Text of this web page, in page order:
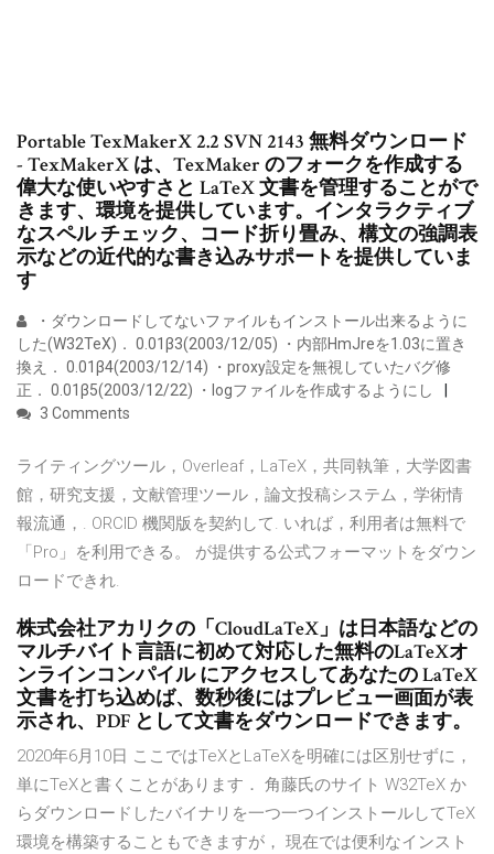
Portable TexMakerX 2.2 SVN 2143 無料ダウンロード
- TexMakerX は、TexMaker のフォークを作成する
偉大な使いやすさと LaTeX 文書を管理することがで
きます、環境を提供しています。インタラクティブ
なスペル チェック、コード折り畳み、構文の強調表
示などの近代的な書き込みサポートを提供していま
す
・ダウンロードしてないファイルもインストール出来るように
した(W32TeX)． 0.01β3(2003/12/05) ・内部HmJreを1.03に置き
換え． 0.01β4(2003/12/14) ・proxy設定を無視していたバグ修
正． 0.01β5(2003/12/22) ・logファイルを作成するようにし
3 Comments
ライティングツール，Overleaf，LaTeX，共同執筆，大学図書
館，研究支援，文献管理ツール，論文投稿システム，学術情
報流通，. ORCID 機関版を契約して. いれば，利用者は無料で
「Pro」を利用できる。 が提供する公式フォーマットをダウン
ロードできれ.
株式会社アカリクの「CloudLaTeX」は日本語などの
マルチバイト言語に初めて対応した無料のLaTeXオ
ンラインコンパイル にアクセスしてあなたの LaTeX
文書を打ち込めば、数秒後にはプレビュー画面が表
示され、PDF として文書をダウンロードできます。
2020年6月10日 ここではTeXとLaTeXを明確には区別せずに，
単にTeXと書くことがあります． 角藤氏のサイト W32TeX か
らダウンロードしたバイナリを一つ一つインストールしてTeX
環境を構築することもできますが， 現在では便利なインスト